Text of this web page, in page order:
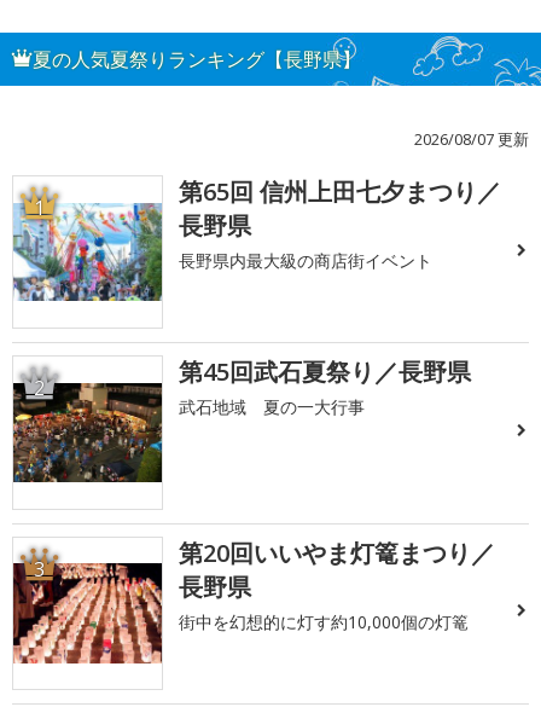
夏の人気夏祭りランキング【長野県】
2026/08/07 更新
1
第65回 信州上田七夕まつり／
長野県
長野県内最大級の商店街イベント
2 第45回武石夏祭り／長野県
武石地域 夏の一大行事
3
第20回いいやま灯篭まつり／
長野県
街中を幻想的に灯す約10,000個の灯篭